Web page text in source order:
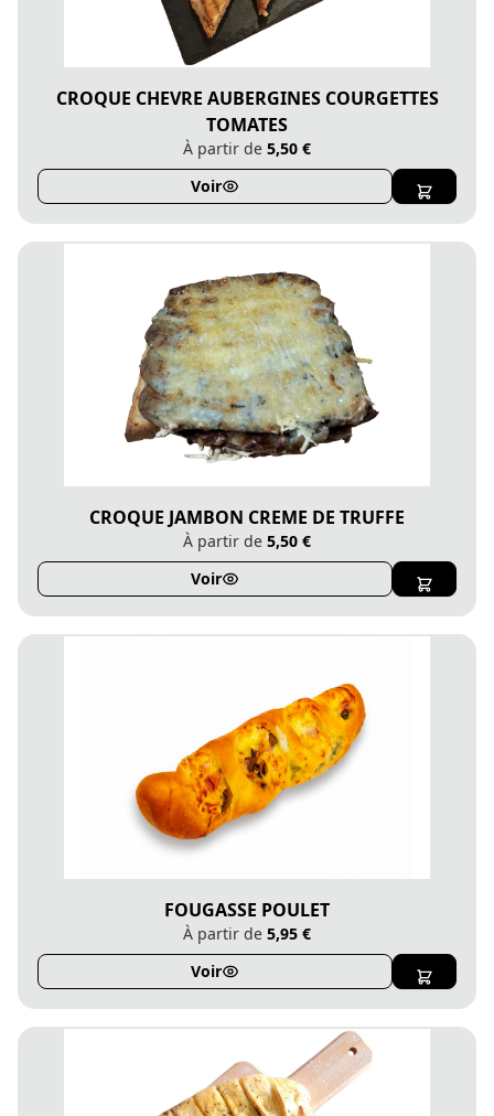
CROQUE CHEVRE AUBERGINES COURGETTES
TOMATES
À partir de 5,50 €
Voir
CROQUE JAMBON CREME DE TRUFFE
À partir de 5,50 €
Voir
FOUGASSE POULET
À partir de 5,95 €
Voir